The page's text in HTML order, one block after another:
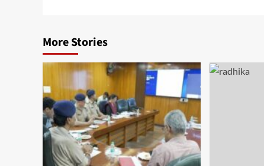
More Stories